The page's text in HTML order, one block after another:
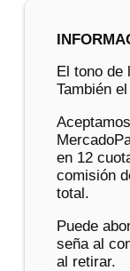
El tono de
También
en 12
comisión
total.
Puede
seña al
al retirar.